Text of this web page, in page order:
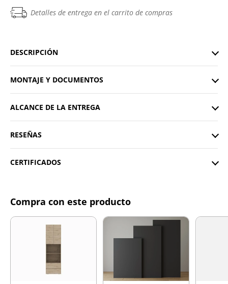
Detalles de entrega en el carrito de compras
DESCRIPCIÓN
MONTAJE Y DOCUMENTOS
ALCANCE DE LA ENTREGA
RESEÑAS
CERTIFICADOS
Compra con este producto